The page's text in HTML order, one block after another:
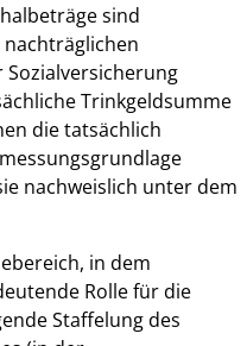
sind
nachträglichen
Trinkgeldsumme
die tatsächlich
nachweislich unter dem
in dem
Rolle für die
Staffelung des